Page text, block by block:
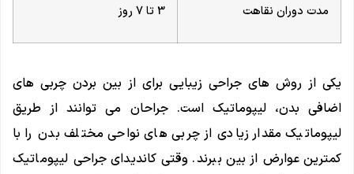
مدت دوران نقاهت 3 تا 7 روز
یکی از روش های جراحی زیبایی برای از بین بردن چربی ‌های
اضافی بدن، لیپوماتیک است. جراحان می توانند از طریق
لیپوماتیک مقدار زیادی از چربی ‌های نواحی مختلف بدن را با
کمترین عوارض از بین ببرند. وقتی کاندیدای جراحی لیپوماتیک